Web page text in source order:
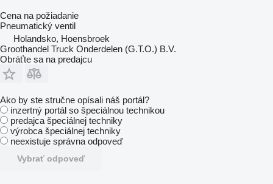
Cena na požiadanie
Pneumatický ventil
Holandsko, Hoensbroek
Groothandel Truck Onderdelen (G.T.O.) B.V.
Obráťte sa na predajcu
Ako by ste stručne opísali náš portál?
inzertný portál so špeciálnou technikou
predajca špeciálnej techniky
výrobca špeciálnej techniky
neexistuje správna odpoveď
Vybrať odpoveď